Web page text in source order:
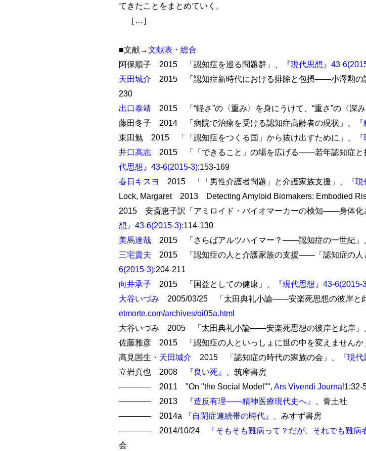
てきたことをまとめていく。
［…］
■文献→文献表・総合
阿保順子 2015 「認知症を巡る問題群」、
『現代思想』43-
天田城介 2015 「認知症新時代における排除と包摂――小澤勲の
230
出口泰靖2015 「“軽さ”の〈重み〉を身にうけて、“重さ”の〈深み
藤田冬子 2014 「病院で治療を受ける認知症高齢者の現状」、
東田勉 2015 「「認知症をつくる国」から抜け出すために」、
井口高志2015 「「できること」の場を広げる――若年認知症と折
代思想』43-6(2015-3):153-169
春日キスヨ
2015 「「男性介護者問題」と介護家族支援」、 『
Lock, Margaret 2013 Detecting Amyloid Biomakers: Embodied
2015 安斎恵子訳「アミロイド・バイオマーカーの検知――身体化
想』43-6(2015-3):114-130
美馬達哉2015 「さらばアルツハイマー？――認知症の一世紀」
三宅貴夫 2015 「認知症の人と介護家族の支援――「認知症の人
6(2015-3):204-211
向井承子 2015 「国益としての健康」、 『現代思想』43-6(2015-
大谷いづみ 2005/03/25 「太田典礼小論――安楽死思想の彼岸
etmorte.com/archives/oi05a.html
大谷いづみ 2005 「太田典礼小論――安楽死思想の彼岸と此岸」
佐藤雅彦 2015 「認知症の人といっしょに世の中を変えませんか
髙見国生・ 天田城介 2015 「認知症の時代の家族の会」、 『現
立岩真也 2008
『良い死』
、筑摩書房
―――― 2011 "On "the Social Model"", Ars Vivendi Journal1:32-
―――― 2013
『造反有理――精神医療現代史へ』
、青土社
―――― 2014a
『自閉症連続帯の時代』
、みすず書房
―――― 2014/10/24
「そもそも難病って？だが、それでも難病
会